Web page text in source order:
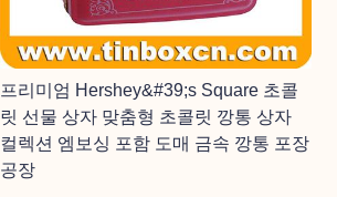
프리미엄 Hershey&#39;s Square 초콜
릿 선물 상자 맞춤형 초콜릿 깡통 상자
컬렉션 엠보싱 포함 도매 금속 깡통 포장
공장